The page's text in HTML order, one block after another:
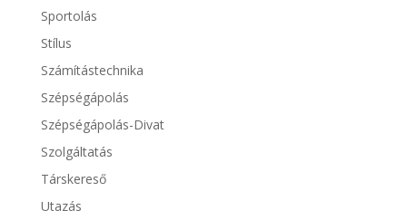
Sportolás
Stílus
Számítástechnika
Szépségápolás
Szépségápolás-Divat
Szolgáltatás
Társkereső
Utazás